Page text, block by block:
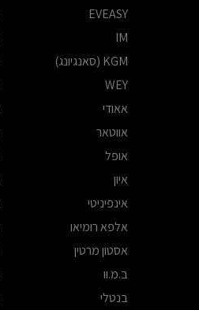
EVEASY
IM
KGM (סאנגיונג)
WEY
אאודי
אווטאר
אופל
איון
אינפיניטי
אלפא רומיאו
אסטון מרטין
ב.מ.וו
בנטלי